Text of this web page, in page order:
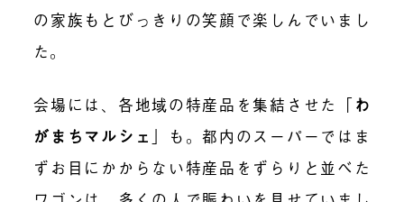
の家族もとびっきりの笑顔で楽しんでいまし
た。
会場には、各地域の特産品を集結させた「 わ
がまちマルシェ 」も。都内のスーパーではま
ずお目にかからない特産品をずらりと並べた